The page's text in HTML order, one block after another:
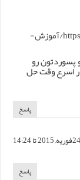
https://www.sportdownload.ir/آموزش-
رو
اسرع وقت حل
پاسخ
24فوریه, 2015 تا 14:24
پاسخ